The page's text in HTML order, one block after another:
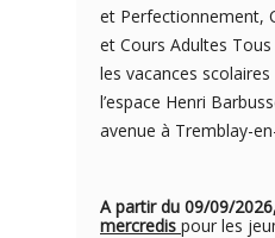
et Perfectionnement,
et Cours Adultes
les vacances
l’espace Henri
avenue à Tremblay-
A partir du 09/09/
mercredis pour les